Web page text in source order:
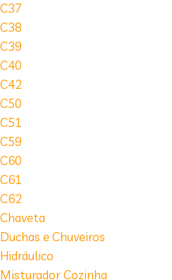
C37
C38
C39
C40
C42
C50
C51
C59
C60
C61
C62
Chaveta
Duchas e Chuveiros
Hidráulico
Misturador Cozinha